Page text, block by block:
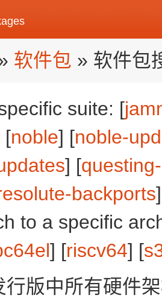
软件包 » 软件包
suite: [
[noble] [noble-
] [
backports
to a specific
] [riscv64] [
行版中所有硬件